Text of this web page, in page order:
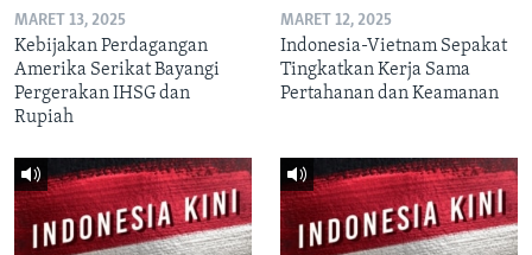
MARET 13, 2025
Kebijakan Perdagangan
Amerika Serikat Bayangi
Pergerakan IHSG dan
Rupiah
MARET 12, 2025
Indonesia-Vietnam Sepakat
Tingkatkan Kerja Sama
Pertahanan dan Keamanan